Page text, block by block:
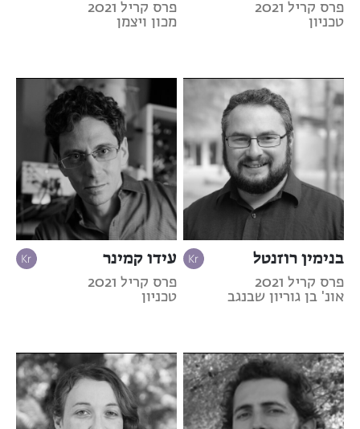
פרס קריל 2021
טכניון
פרס קריל 2021
מכון ויצמן
בנימין רוזנטל
פרס קריל 2021
אונ' בן גוריון שבנגב
עידו קמינר
פרס קריל 2021
טכניון